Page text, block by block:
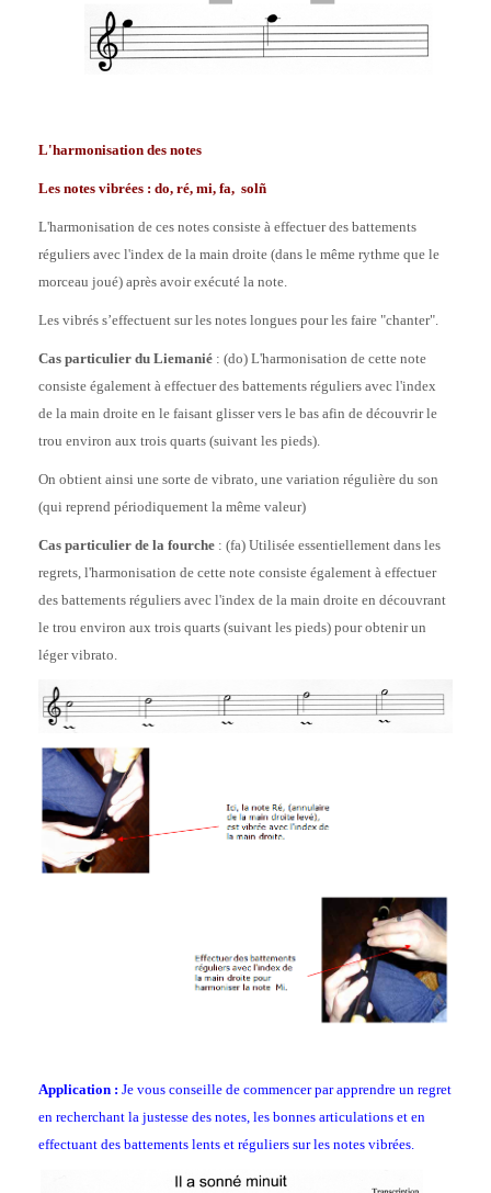
L'harmonisation des notes
Les notes vibrées : do, ré, mi, fa, solñ
L'harmonisation de ces notes consiste à effectuer des battements
réguliers avec l'index de la main droite (dans le même rythme que le
morceau joué) après avoir exécuté la note.
Les vibrés s’effectuent sur les notes longues pour les faire "chanter".
Cas particulier du Liemanié : (do) L'harmonisation de cette note
consiste également à effectuer des battements réguliers avec l'index
de la main droite en le faisant glisser vers le bas afin de découvrir le
trou environ aux trois quarts (suivant les pieds).
On obtient ainsi une sorte de vibrato, une variation régulière du son
(qui reprend périodiquement la même valeur)
Cas particulier de la fourche : (fa) Utilisée essentiellement dans les
regrets, l'harmonisation de cette note consiste également à effectuer
des battements réguliers avec l'index de la main droite en découvrant
le trou environ aux trois quarts (suivant les pieds) pour obtenir un
léger vibrato.
Application : Je vous conseille de commencer par apprendre un regret
en recherchant la justesse des notes, les bonnes articulations et en
effectuant des battements lents et réguliers sur les notes vibrées.